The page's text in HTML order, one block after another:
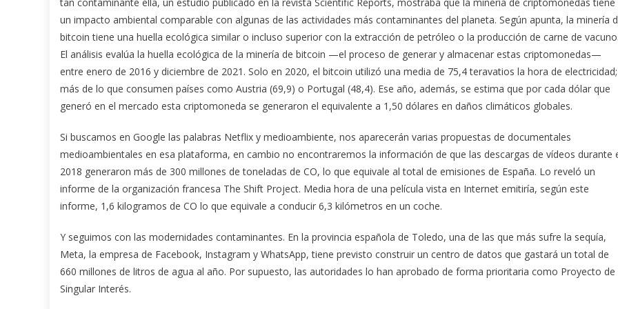
un impacto ambiental comparable con algunas de las actividades más contaminantes del planeta. Según apunta, la minería
bitcoin tiene una huella ecológica similar o incluso superior con la extracción de petróleo o la producción de carne de vacuno.
El análisis evalúa la huella ecológica de la minería de bitcoin —el proceso de generar y almacenar estas criptomonedas—
entre enero de 2016 y diciembre de 2021. Solo en 2020, el bitcoin utilizó una media de 75,4 teravatios la hora de electricidad;
más de lo que consumen países como Austria (69,9) o Portugal (48,4). Ese año, además, se estima que por cada dólar que
generó en el mercado esta criptomoneda se generaron el equivalente a 1,50 dólares en daños climáticos globales.
Si buscamos en Google las palabras Netflix y medioambiente, nos aparecerán varias propuestas de documentales
medioambientales en esa plataforma, en cambio no encontraremos la información de que las descargas de vídeos durante
2018 generaron más de 300 millones de toneladas de CO, lo que equivale al total de emisiones de España. Lo reveló un
informe de la organización francesa The Shift Project. Media hora de una película vista en Internet emitiría, según este
informe, 1,6 kilogramos de CO lo que equivale a conducir 6,3 kilómetros en un coche.
Y seguimos con las modernidades contaminantes. En la provincia española de Toledo, una de las que más sufre la sequía,
Meta, la empresa de Facebook, Instagram y WhatsApp, tiene previsto construir un centro de datos que gastará un total de
660 millones de litros de agua al año. Por supuesto, las autoridades lo han aprobado de forma prioritaria como Proyecto de
Singular Interés.